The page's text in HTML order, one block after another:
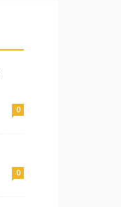
0
0